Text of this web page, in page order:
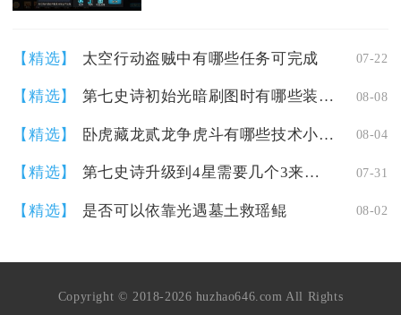
【精选】 太空行动盗贼中有哪些任务可完成 07-22
【精选】 第七史诗初始光暗刷图时有哪些装备推荐 08-08
【精选】 卧虎藏龙贰龙争虎斗有哪些技术小窍门 08-04
【精选】 第七史诗升级到4星需要几个3来升级 07-31
【精选】 是否可以依靠光遇墓土救瑶鲲 08-02
Copyright © 2018-2026 huzhao646.com All Rights